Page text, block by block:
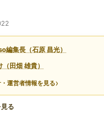
編集長（石原 昌光）
田畑 雄貴）
運営者情報を見る›
る